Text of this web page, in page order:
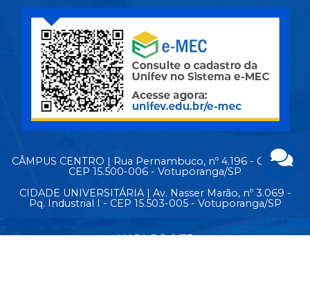
CÂMPUS CENTRO | Rua Pernambuco, nº 4.196 - Centro -
CEP 15.500-006 - Votuporanga/SP
CIDADE UNIVERSITÁRIA | Av. Nasser Marão, nº 3.069 -
Pq. Industrial I - CEP 15.503-005 - Votuporanga/SP
MAPA DO SITE